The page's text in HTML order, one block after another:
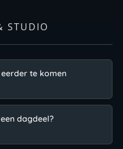
STUDIO
te komen
dagdeel?